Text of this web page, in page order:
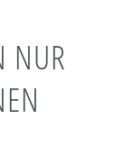
NUR